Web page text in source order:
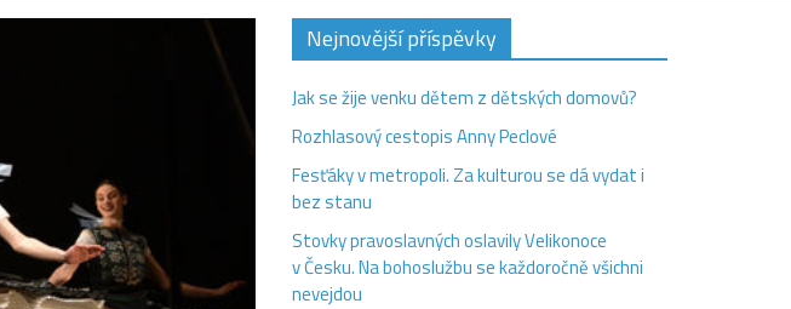
Nejnovější příspěvky
Jak se žije venku dětem z dětských domovů?
Rozhlasový cestopis Anny Peclové
Fesťáky v metropoli. Za kulturou se dá vydat i
bez stanu
Stovky pravoslavných oslavily Velikonoce
v Česku. Na bohoslužbu se každoročně všichni
nevejdou